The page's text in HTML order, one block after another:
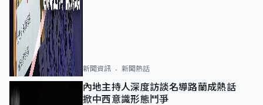
新聞資訊 新聞熱話
內地主持人深度訪談名導路蘭成熱話
掀中西意識形態鬥爭